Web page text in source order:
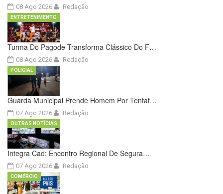
08 Ago 2026 Redação
Turma Do Pagode Transforma Clássico Do F…
08 Ago 2026
ENTRETENIMENTO
Redação
Guarda Municipal Prende Homem Por Tentat…
07 Ago 2026
POLICIAL
Redação
Integra Cad: Encontro Regional De Segura…
07 Ago 2026
OUTRAS NOTÍCIAS
Redação
COMÉRCIO